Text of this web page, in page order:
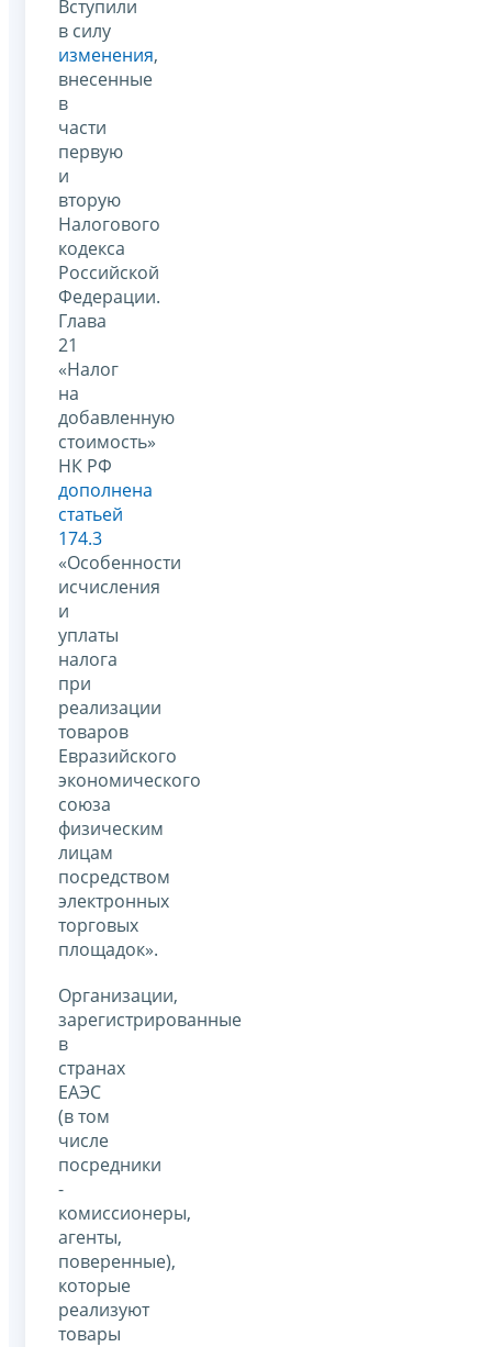
Вступили
в силу
изменения,
внесенные
в
части
первую
и
вторую
Налогового
кодекса
Российской
Федерации.
Глава
21
«Налог
на
добавленную
стоимость»
НК РФ
дополнена
статьей
174.3
«Особенности
исчисления
и
уплаты
налога
при
реализации
товаров
Евразийского
экономического
союза
физическим
лицам
посредством
электронных
торговых
площадок».
Организации,
зарегистрированные
в
странах
ЕАЭС
(в том
числе
посредники
-
комиссионеры,
агенты,
поверенные),
которые
реализуют
товары